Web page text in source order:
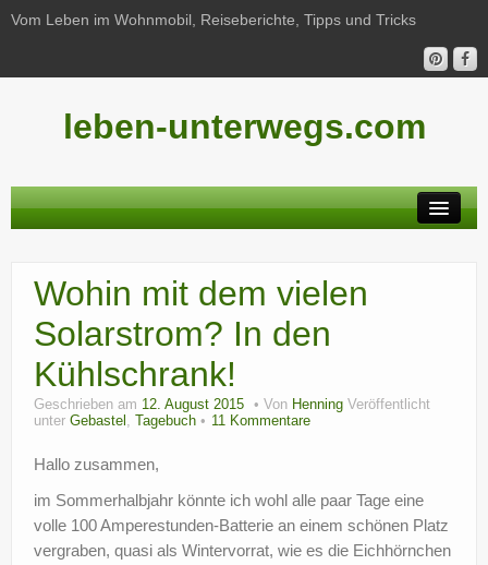
Vom Leben im Wohnmobil, Reiseberichte, Tipps und Tricks
leben-unterwegs.com
Reiseberichte
Unterwegs
Haushalt
Freizeit
Wohnmobil-Technik
?
Wohin mit dem vielen
Solarstrom? In den
Kühlschrank!
Geschrieben am 12. August 2015 Von Henning Veröffentlicht
unter Gebastel , Tagebuch 11 Kommentare
Hallo zusammen,
im Sommerhalbjahr könnte ich wohl alle paar Tage eine
volle 100 Amperestunden-Batterie an einem schönen Platz
vergraben, quasi als Wintervorrat, wie es die Eichhörnchen